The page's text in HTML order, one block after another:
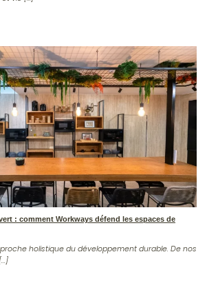
: comment Workways défend les espaces de
holistique du développement durable. De nos